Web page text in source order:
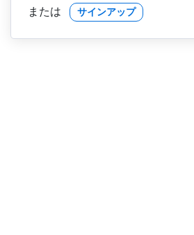
または サインアップ